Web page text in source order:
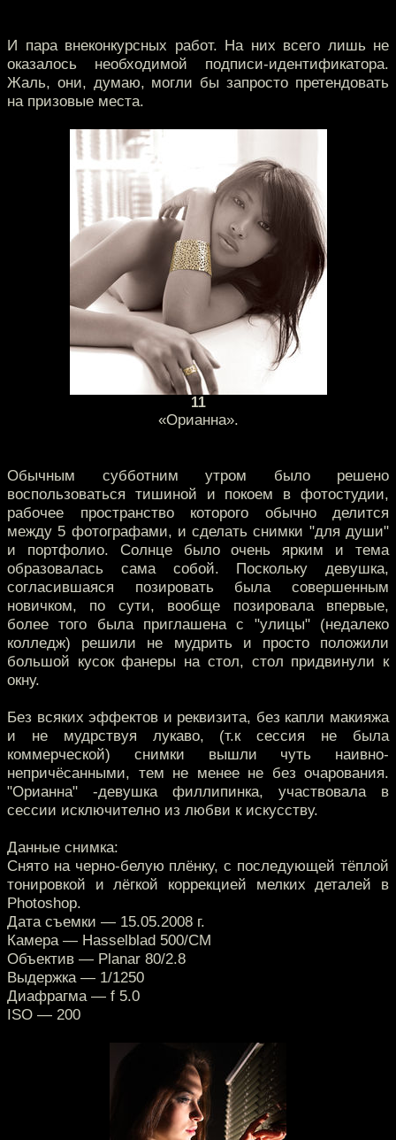
И пара внеконкурсных работ. На них всего лишь не
оказалось необходимой подписи-идентификатора.
Жаль, они, думаю, могли бы запросто претендовать
на призовые места.
11
«Орианна».
Обычным субботним утром было решено
воспользоваться тишиной и покоем в фотостудии,
рабочее пространство которого обычно делится
между 5 фотографами, и сделать снимки "для души"
и портфолио. Солнце было очень ярким и тема
образовалась сама собой. Поскольку девушка,
согласившаяся позировать была совершенным
новичком, по сути, вообще позировала впервые,
более того была приглашена с "улицы" (недалеко
колледж) решили не мудрить и просто положили
большой кусок фанеры на стол, стол придвинули к
окну.
Без всяких эффектов и реквизита, без капли макияжа
и не мудрствуя лукаво, (т.к сессия не была
коммерческой) снимки вышли чуть наивно-
непричёсанными, тем не менее не без очарования.
"Орианна" -девушка филлипинка, участвовала в
сессии исключително из любви к искусству.
Данные снимка:
Снято на черно-белую плёнку, с последующей тёплой
тонировкой и лёгкой коррекцией мелких деталей в
Photoshop.
Дата съемки — 15.05.2008 г.
Камера — Hasselblad 500/CM
Объектив — Planar 80/2.8
Выдержка — 1/1250
Диафрагма — f 5.0
ISO — 200